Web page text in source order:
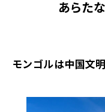
あらた
モンゴルは中国文